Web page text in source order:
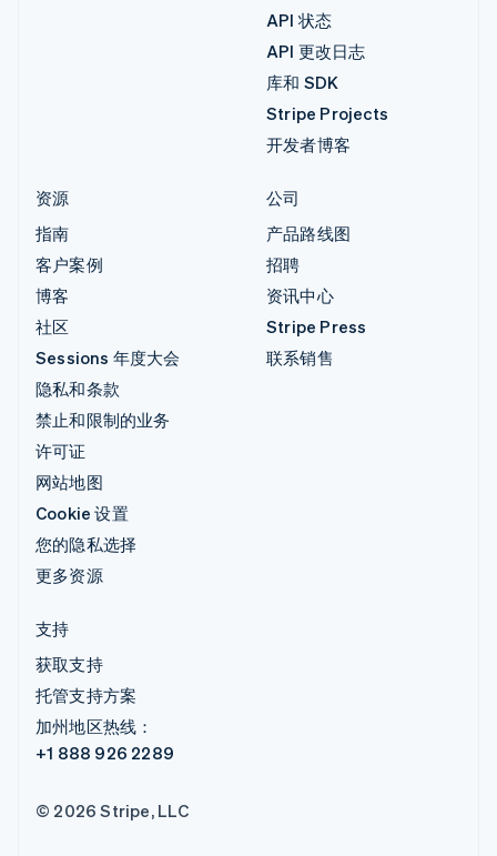
API 状态
API 更改日志
库和 SDK
Stripe Projects
开发者博客
资源
指南
客户案例
博客
社区
Sessions 年度大会
隐私和条款
禁止和限制的业务
许可证
网站地图
Cookie 设置
您的隐私选择
更多资源
公司
产品路线图
招聘
资讯中心
Stripe Press
联系销售
支持
获取支持
托管支持方案
加州地区热线：
+1 888 926 2289
© 2026 Stripe, LLC